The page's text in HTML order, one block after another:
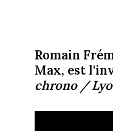
Romain
Max, est
chrono /